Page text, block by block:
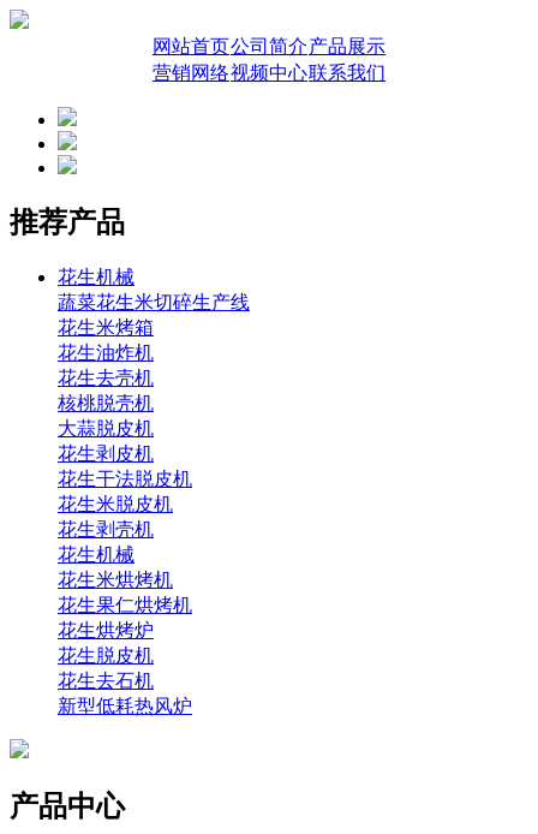
网站首页公司简介产品展示
营销网络视频中心联系我们
推荐产品
花生机械
蔬菜花生米切碎生产线
花生米烤箱
花生油炸机
花生去壳机
核桃脱壳机
大蒜脱皮机
花生剥皮机
花生干法脱皮机
花生米脱皮机
花生剥壳机
花生机械
花生米烘烤机
花生果仁烘烤机
花生烘烤炉
花生脱皮机
花生去石机
新型低耗热风炉
产品中心